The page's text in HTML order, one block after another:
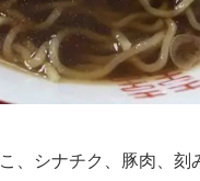
、シナチク、豚肉、刻